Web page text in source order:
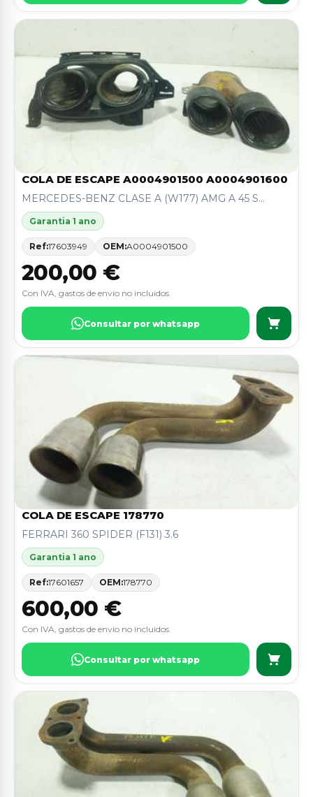
COLA DE ESCAPE A0004901500 A0004901600
MERCEDES-BENZ CLASE A (W177) AMG A 45 S...
Garantia 1 ano
Ref:17603949 OEM:A0004901500
200,00 €
Con IVA, gastos de envio no incluidos.
Consultar por whatsapp
COLA DE ESCAPE 178770
FERRARI 360 SPIDER (F131) 3.6
Garantia 1 ano
Ref:17601657 OEM:178770
600,00 €
Con IVA, gastos de envio no incluidos.
Consultar por whatsapp